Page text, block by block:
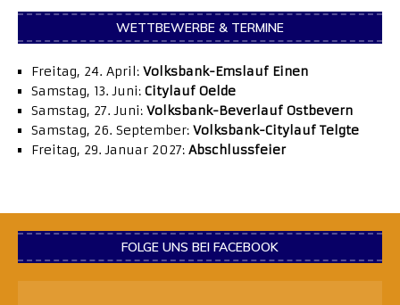
WETTBEWERBE & TERMINE
Freitag, 24. April: Volksbank-Emslauf Einen
Samstag, 13. Juni: Citylauf Oelde
Samstag, 27. Juni: Volksbank-Beverlauf Ostbevern
Samstag, 26. September: Volksbank-Citylauf Telgte
Freitag, 29. Januar 2027: Abschlussfeier
FOLGE UNS BEI FACEBOOK